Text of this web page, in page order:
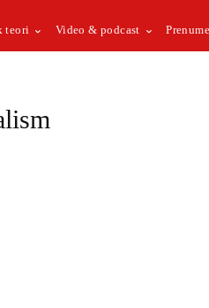
teori Video & podcast